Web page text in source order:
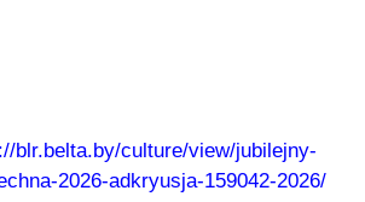
blr.belta.by/culture/view/jubilejny-
2026-adkryusja-159042-2026/